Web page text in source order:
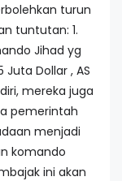
turun
tuntutan: 1.
Jihad yg
Dollar , AS
mereka juga
pemerintah
menjadi
komando
ini akan